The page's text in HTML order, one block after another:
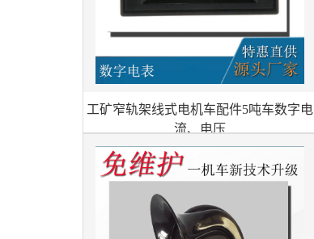
工矿窄轨架线式电机车配件5吨车数字电
流、电压